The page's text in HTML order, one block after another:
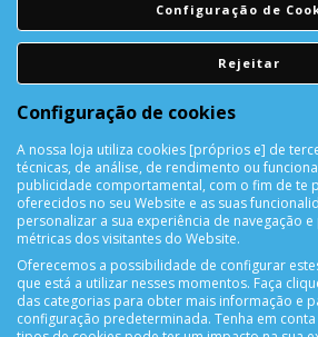
Consulte aqui a sua
DEVOLUÇÕES
Devolução Garantida!
SUPORTE ONLINE
Configuração de
Rejeitar
Configuração de cookies
A nossa loja utiliza cookies [próprios e] de
técnicas, de análise, de rendimento ou
publicidade comportamental, com o fim de te
oferecidos no seu Website e as suas
personalizar a sua experiência de navegação e
métricas dos visitantes do Website.
Oferecemos a possibilidade de configurar
que está a utilizar nesses momentos. Faça
das categorias para obter mais informação e
configuração predeterminada. Tenha em